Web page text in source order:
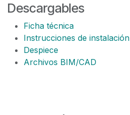
Descargables
Ficha técnica
Instrucciones de instalación
Despiece
Archivos BIM/CAD